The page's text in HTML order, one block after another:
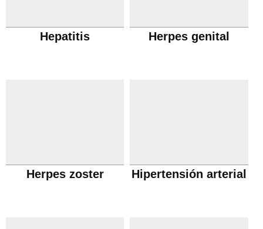
Hepatitis Herpes genital
Herpes zoster Hipertensión arterial